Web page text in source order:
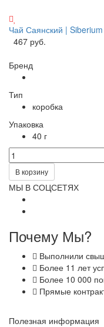
Чай Саянский | Siberium
467 руб.
Бренд
Тип
коробка
Упаковка
40 г
В корзину
МЫ В СОЦСЕТЯХ
Почему Мы?
Выполнили
Более 11 лет
Более 10 000
Прямые
Полезная информация